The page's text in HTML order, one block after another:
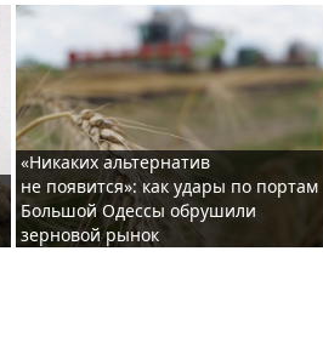
«Никаких альтернатив
не появится»: как удары по портам
Большой Одессы обрушили
зерновой рынок